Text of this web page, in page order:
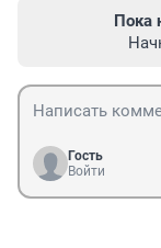
Пока
Гость
Войти